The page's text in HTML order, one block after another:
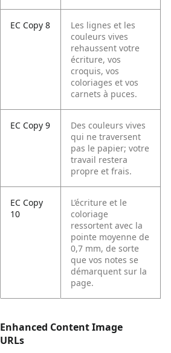
EC Copy 8
Les lignes et les
couleurs vives
rehaussent votre
écriture, vos
croquis, vos
coloriages et vos
carnets à puces.
EC Copy 9
Des couleurs vives
qui ne traversent
pas le papier; votre
travail restera
propre et frais.
EC Copy
10
L’écriture et le
coloriage
ressortent avec la
pointe moyenne de
0,7 mm, de sorte
que vos notes se
démarquent sur la
page.
Enhanced Content Image
URLs